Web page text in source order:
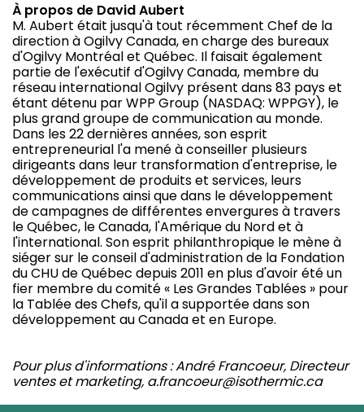
À propos de David Aubert
M. Aubert était jusqu'à tout récemment Chef de la
direction à Ogilvy Canada, en charge des bureaux
d'Ogilvy Montréal et Québec. Il faisait également
partie de l'exécutif d'Ogilvy Canada, membre du
réseau international Ogilvy présent dans 83 pays et
étant détenu par WPP Group (NASDAQ: WPPGY), le
plus grand groupe de communication au monde.
Dans les 22 dernières années, son esprit
entrepreneurial l'a mené à conseiller plusieurs
dirigeants dans leur transformation d'entreprise, le
développement de produits et services, leurs
communications ainsi que dans le développement
de campagnes de différentes envergures à travers
le Québec, le Canada, l'Amérique du Nord et à
l'international. Son esprit philanthropique le mène à
siéger sur le conseil d'administration de la Fondation
du CHU de Québec depuis 2011 en plus d'avoir été un
fier membre du comité « Les Grandes Tablées » pour
la Tablée des Chefs, qu'il a supportée dans son
développement au Canada et en Europe.
Pour plus d'informations : André Francoeur, Directeur
ventes et marketing, a.francoeur@isothermic.ca